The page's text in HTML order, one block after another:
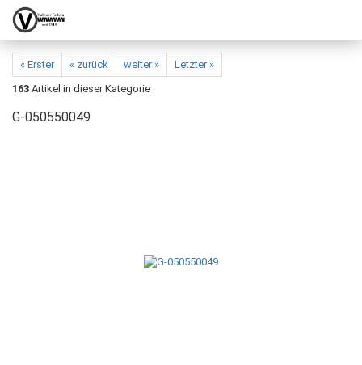
« Erster « zurück weiter »
Letzter »
163 Artikel in dieser Kategorie
G-050550049